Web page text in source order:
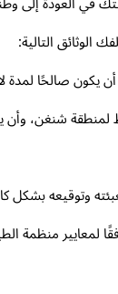
التالية:
صالحًا لمدة لا
شنغن، وأن
وتوقيعه بشكل
منظمة